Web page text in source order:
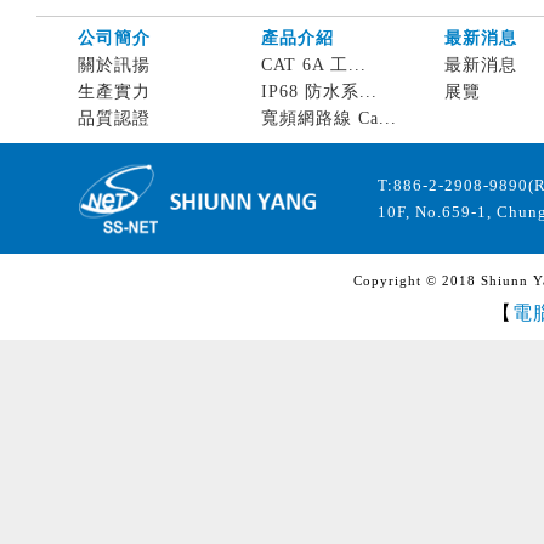
公司簡介 產品介紹
最新消息
關於訊揚
生產實力
品質認證
CAT 6A 工...
IP68 防水系...
寬頻網路線 Ca...
最新消息
展覽
T:886-2-2908-
10F, No.659-1,
Copyright © 2018 Shiunn
【 電